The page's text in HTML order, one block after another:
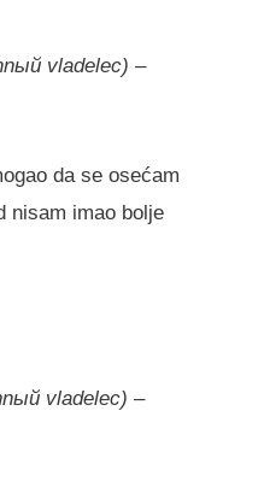
vladelec) –
da se osećam
nisam imao bolje
vladelec) –